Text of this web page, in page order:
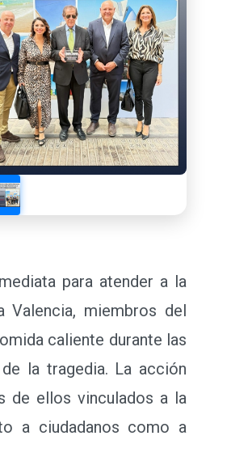
para atender a la
Valencia, miembros del
caliente durante las
la tragedia. La acción
de ellos vinculados a la
a ciudadanos como a